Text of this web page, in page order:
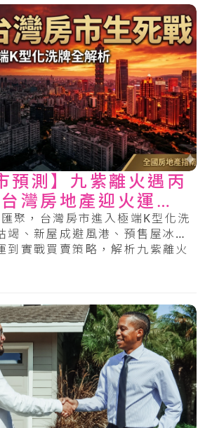
預測】九紫離火遇丙
灣房地產迎火運洗
預售屋買賣求生指
聚，台灣房市進入極端K型化洗
竭、新屋成避風港、預售屋冰火
到實戰買賣策略，解析九紫離火
噴發，哪些將成焦土。.....